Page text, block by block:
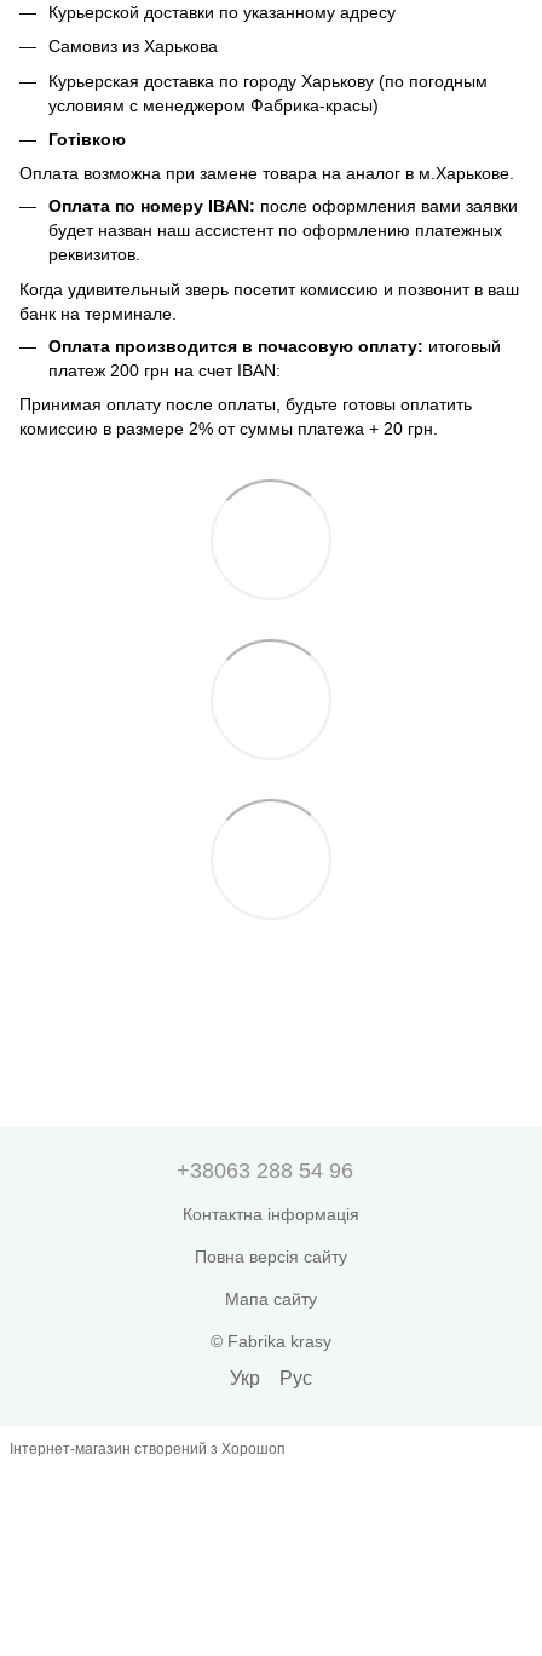
Курьерской доставки по указанному адресу
Самовиз из Харькова
Курьерская доставка по городу Харькову (по погодным
условиям с менеджером Фабрика-красы)
Готівкою
Оплата возможна при замене товара на аналог в м.Харькове.
Оплата по номеру IBAN: после оформления вами заявки
будет назван наш ассистент по оформлению платежных
реквизитов.
Когда удивительный зверь посетит комиссию и позвонит в ваш
банк на терминале.
Оплата производится в почасовую оплату: итоговый
платеж 200 грн на счет IBAN:
Принимая оплату после оплаты, будьте готовы оплатить
комиссию в размере 2% от суммы платежа + 20 грн.
+38063 288 54 96
Контактна інформація
Повна версія сайту
Мапа сайту
© Fabrika krasy
Укр Рус
Інтернет-магазин створений з Хорошоп